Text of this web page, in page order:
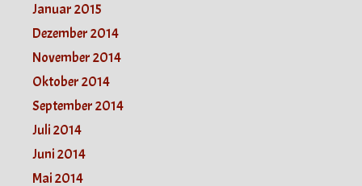
Januar 2015
Dezember 2014
November 2014
Oktober 2014
September 2014
Juli 2014
Juni 2014
Mai 2014